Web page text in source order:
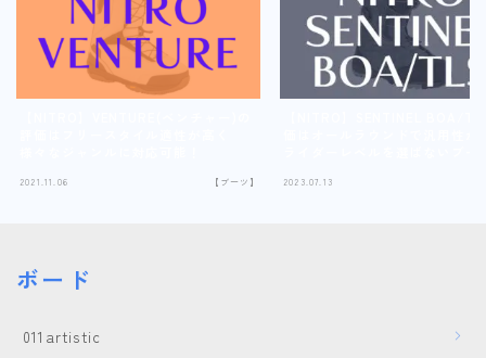
2021.11.06 【ブーツ】 2023.07.13
ボード
011artistic